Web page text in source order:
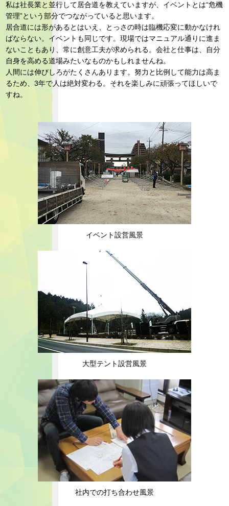
私は社長業と並行して居合道を教えていますが、イベントとは“危機
管理”という部分でつながっていると思います。
居合道には形があるとはいえ、とっさの時は臨機応変に動かなけれ
ばならない。イベントも同じです。現場ではマニュアル通りに進ま
ないこともあり、常に創意工夫が求められる。会社と仕事は、自分
自身を高める道場みたいなものかもしれませんね。
人間には伸びしろがたくさんあります。努力と比例して能力は高ま
るため、3年で人は絶対変わる。それを楽しみに頑張ってほしいで
すね。
イベント設営風景
大型テント設営風景
社内での打ち合わせ風景